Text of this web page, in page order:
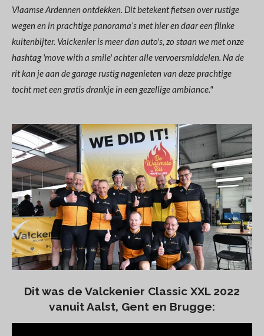
Vlaamse Ardennen ontdekken. Dit betekent fietsen over rustige
wegen en in prachtige panorama’s met hier en daar een flinke
kuitenbijter. Valckenier is meer dan auto's, zo staan we met onze
hashtag 'move with a smile' achter alle vervoersmiddelen. Na de
rit kan je aan de garage rustig nagenieten van deze prachtige
tocht met een gratis drankje in een gezellige ambiance."
Dit was de Valckenier Classic XXL 2022
vanuit Aalst, Gent en Brugge: